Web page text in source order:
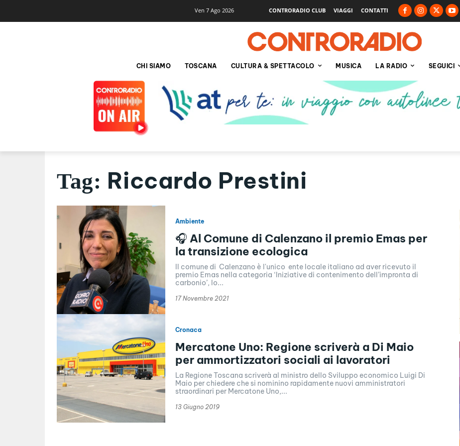
Ven 7 Ago 2026 CONTRORADIO CLUB VIAGGI CONTATTI
CHI SIAMO TOSCANA CULTURA & SPETTACOLO MUSICA LA RADIO SEGUICI
Tag: Riccardo Prestini
Ambiente
🎧 Al Comune di Calenzano il premio Emas per
la transizione ecologica
Il comune di Calenzano è l'unico ente locale italiano ad aver ricevuto il
premio Emas nella categoria ‘Iniziative di contenimento dell’impronta di
carbonio’, lo...
17 Novembre 2021
Cronaca
Mercatone Uno: Regione scriverà a Di Maio
per ammortizzatori sociali ai lavoratori
La Regione Toscana scriverà al ministro dello Sviluppo economico Luigi Di
Maio per chiedere che si nominino rapidamente nuovi amministratori
straordinari per Mercatone Uno,...
13 Giugno 2019